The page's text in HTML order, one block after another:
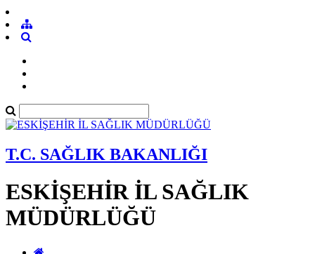
T.C. SAĞLIK BAKANLIĞI
ESKİŞEHİR İL SAĞLIK
MÜDÜRLÜĞÜ